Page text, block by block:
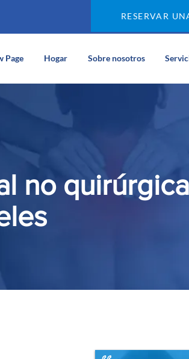
RESERVAR
Page Hogar Sobre nosotros
no quirúrgica